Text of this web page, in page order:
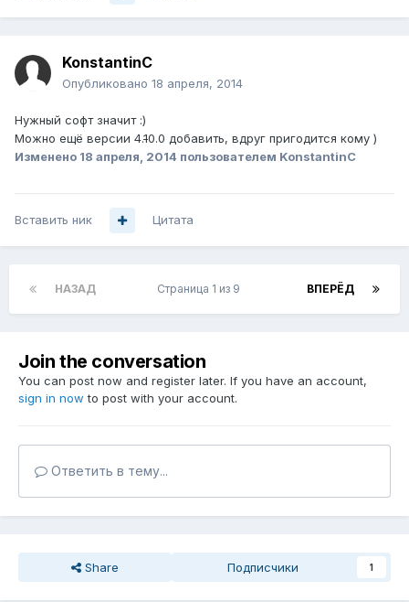
KonstantinC
Опубликовано 18 апреля, 2014
Нужный софт значит :)
Можно ещё версии 4.10.0 добавить, вдруг пригодится кому )
Изменено 18 апреля, 2014 пользователем KonstantinC
Вставить ник Цитата
НАЗАД ВПЕРЁД
Страница 1 из 9
Join the conversation
You can post now and register later. If you have an account,
sign in now to post with your account.
Ответить в тему...
Share Подписчики 1